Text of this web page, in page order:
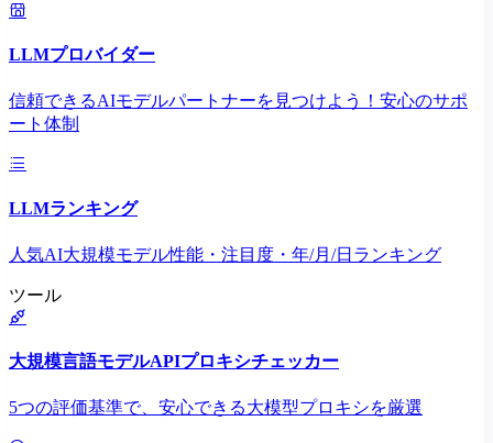
LLMプロバイダー
信頼できるAIモデルパートナーを見つけよう！安心のサポ
ート体制
LLMランキング
人気AI大規模モデル性能・注目度・年/月/日ランキング
ツール
大規模言語モデルAPIプロキシチェッカー
5つの評価基準で、安心できる大模型プロキシを厳選